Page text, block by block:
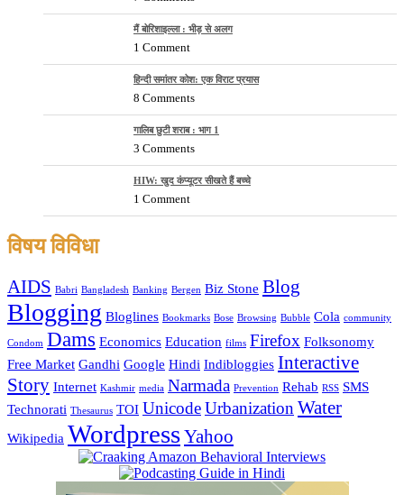
मैं बोरिशाइल्ला : भीड़ से अलग
1 Comment
हिन्दी समांतर कोश: एक विराट प्रयास
8 Comments
गालिब छुटी शराब : भाग 1
3 Comments
HIW: खुद कंप्यूटर सीखते हैं बच्चे
1 Comment
विषय विविधा
AIDS Babri Bangladesh Banking Bergen Biz Stone Blog
Blogging Bloglines Bookmarks Bose Browsing Bubble Cola community
Condom Dams Economics Education films Firefox Folksonomy
Free Market Gandhi Google Hindi Indibloggies Interactive
Story Internet Kashmir media Narmada Prevention Rehab RSS SMS
Technorati Thesaurus TOI UnicodeUrbanizationWater
Wikipedia WordpressYahoo